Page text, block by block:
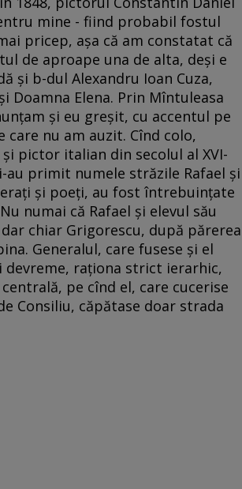
mine - fiind probabil fostul
pricep, aşa că am constatat că
de aproape una de alta, deşi e
şi b-dul Alexandru Ioan Cuza,
Doamna Elena. Prin Mîntuleasa
şi eu greşit, cu accentul pe
nu am auzit. Cînd colo,
pictor italian din secolul al XVI-
au primit numele străzile Rafael şi
şi poeţi, au fost întrebuinţate
numai că Rafael şi elevul său
chiar Grigorescu, după părerea
Generalul, care fusese şi el
devreme, raţiona strict ierarhic,
pe cînd el, care cucerise
Consiliu, căpătase doar strada